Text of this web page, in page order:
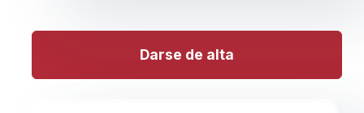
Darse de alta